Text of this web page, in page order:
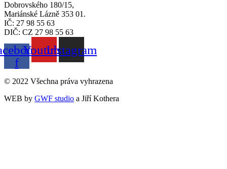
Dobrovského 180/15,
Mariánské Lázně 353 01.
IČ: 27 98 55 63
DIČ: CZ 27 98 55 63
f
YoutubeInstagram
© 2022 Všechna práva vyhrazena
WEB by GWF studio a Jiří Kothera